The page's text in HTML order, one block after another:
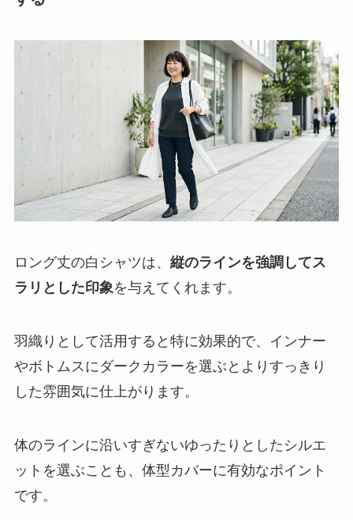
ロング丈の白シャツは、 縦のラインを強調してス
ラリとした印象を与えてくれます。
羽織りとして活用すると特に効果的で、インナー
やボトムスにダークカラーを選ぶとよりすっきり
した雰囲気に仕上がります。
体のラインに沿いすぎないゆったりとしたシルエ
ットを選ぶことも、体型カバーに有効なポイント
です。